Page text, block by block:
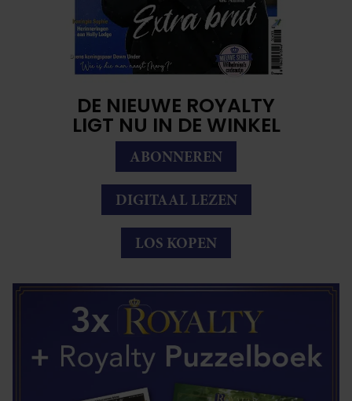
DE NIEUWE ROYALTY
LIGT NU IN DE WINKEL
ABONNEREN
DIGITAAL LEZEN
LOS KOPEN